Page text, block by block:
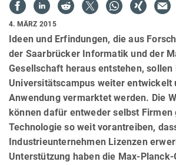
4. MÄRZ 2015
Ideen und Erfindungen, die aus
der Saarbrücker Informatik und der
Gesellschaft heraus entstehen,
Universitätscampus weiter entwickelt
Anwendung vermarktet werden. Die
können dafür entweder selbst Firmen
Technologie so weit vorantreiben,
Industrieunternehmen Lizenzen
Unterstützung haben die Max-Planck-